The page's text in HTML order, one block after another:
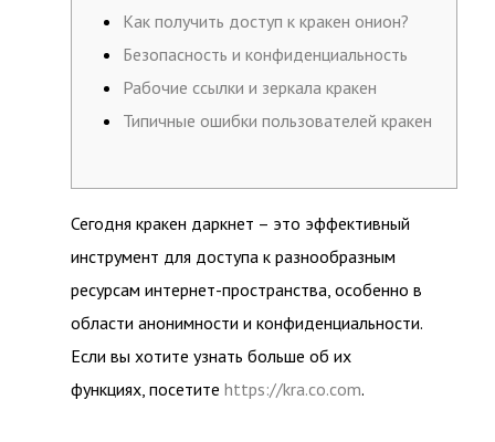
Как получить доступ к кракен онион?
Безопасность и конфиденциальность
Рабочие ссылки и зеркала кракен
Типичные ошибки пользователей кракен
Сегодня кракен даркнет – это эффективный
инструмент для доступа к разнообразным
ресурсам интернет-пространства, особенно в
области анонимности и конфиденциальности.
Если вы хотите узнать больше об их
функциях, посетите https://kra.co.com.